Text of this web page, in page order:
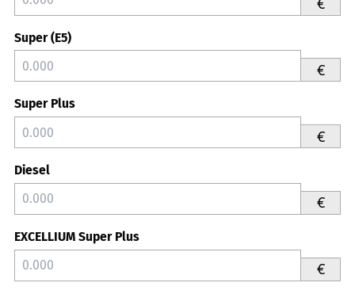
Super (E5)
€
Super Plus
€
Diesel
€
EXCELLIUM Super Plus
€